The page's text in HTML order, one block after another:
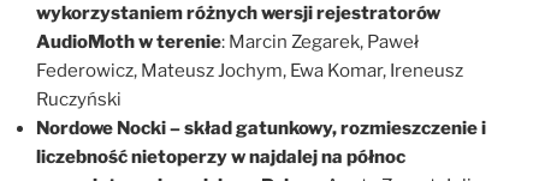
wykorzystaniem różnych wersji rejestratorów
AudioMoth w terenie: Marcin Zegarek, Paweł
Federowicz, Mateusz Jochym, Ewa Komar, Ireneusz
Ruczyński
Nordowe Nocki – skład gatunkowy, rozmieszczenie i
liczebność nietoperzy w najdalej na północ